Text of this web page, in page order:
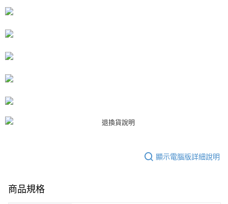
客戶支援中心」
【注意事項】
權轉讓予恩沛科技股份有限公司。
https://aftee.tw/terms/#terms3
任。
時審查核予不同之上限額度；若仍有額度不足之情形，本公司將視審查結果
每筆NT$220
顯示電腦版詳細說明
商品規格